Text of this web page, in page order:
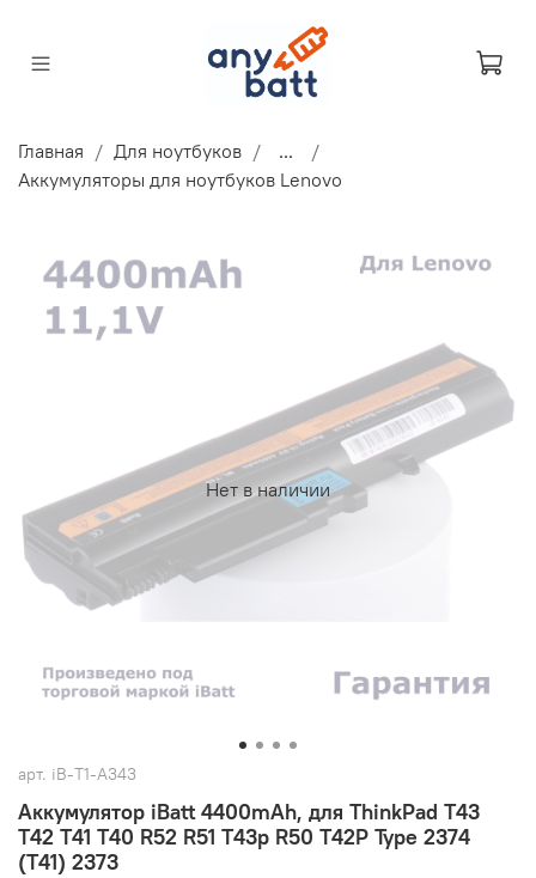
Главная Для ноутбуков
...
Аккумуляторы для ноутбуков Lenovo
Нет в наличии
арт. iB-T1-A343
Аккумулятор iBatt 4400mAh, для ThinkPad T43
T42 T41 T40 R52 R51 T43p R50 T42P Type 2374
(T41) 2373